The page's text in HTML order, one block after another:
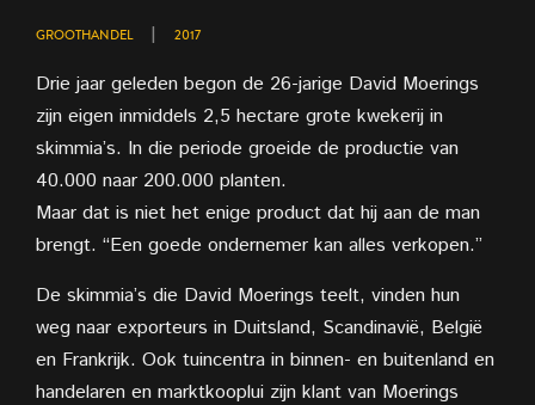
GROOTHANDEL | 2017
Drie jaar geleden begon de 26-jarige David Moerings
zijn eigen inmiddels 2,5 hectare grote kwekerij in
skimmia’s. In die periode groeide de productie van
40.000 naar 200.000 planten.
Maar dat is niet het enige product dat hij aan de man
brengt. “Een goede ondernemer kan alles verkopen.”
De skimmia’s die David Moerings teelt, vinden hun
weg naar exporteurs in Duitsland, Scandinavië, België
en Frankrijk. Ook tuincentra in binnen- en buitenland en
handelaren en marktkooplui zijn klant van Moerings